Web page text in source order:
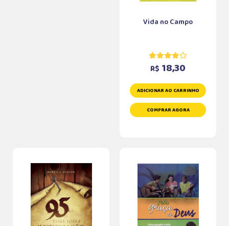
Vida no Campo
R$ 18,30
ADICIONAR AO CARRINHO
COMPRAR AGORA